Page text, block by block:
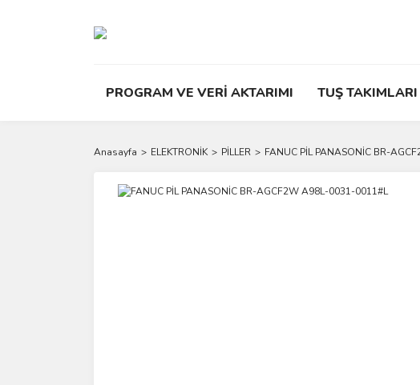
PROGRAM VE VERİ AKTARIMI TUŞ TAKIMLARI
Anasayfa ELEKTRONİK PİLLER FANUC PİL PANASONİC BR-